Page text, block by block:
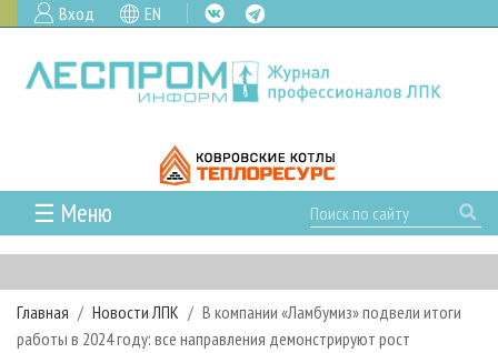
Вход EN
☰ Меню
ГЛАВНАЯ
РУБРИКИ И ТЕМЫ
РУБРИКИ ЖУРНАЛА
НОВОСТИ
Главная Новости ЛПК
В компании «Ламбумиз» подвели итоги
работы в 2024 году: все направления демонстрируют рост